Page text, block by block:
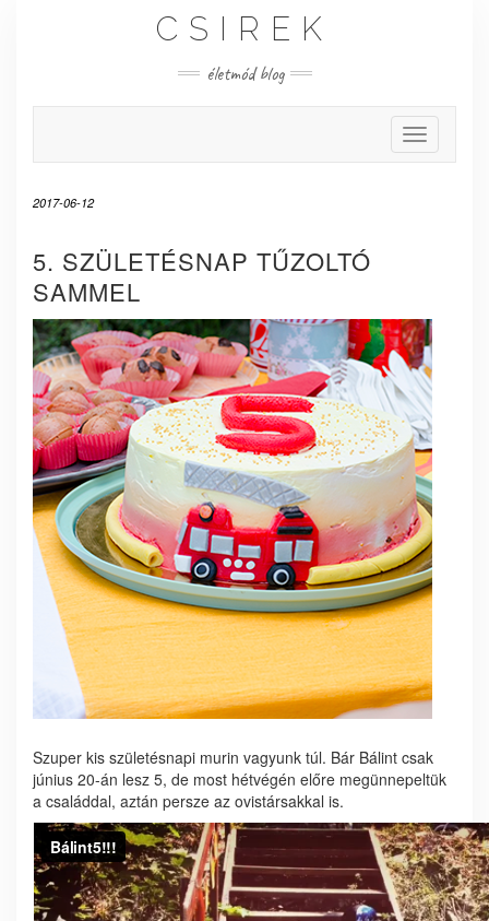
CSIREK
életmód blog
Toggle
2017-06-12
5. SZÜLETÉSNAP TŰZOLTÓ
SAMMEL
Szuper kis születésnapi murin vagyunk túl. Bár Bálint csak
június 20-án lesz 5, de most hétvégén előre megünnepeltük
a családdal, aztán persze az ovistársakkal is.